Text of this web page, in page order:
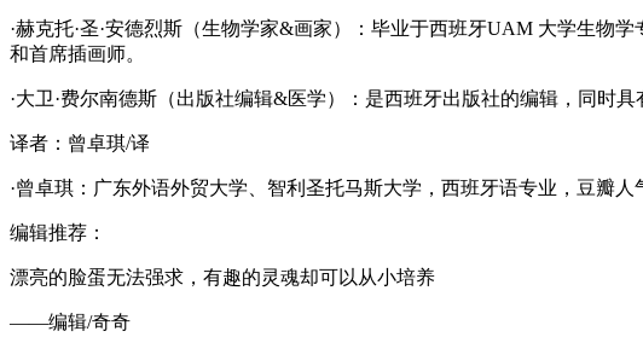
·赫克托·圣·安德烈斯（生物学家&画家）：毕业于西班牙UAM 大学生物
和首席插画师。
·大卫·费尔南德斯（出版社编辑&医学）：是西班牙出版社的编辑，同时具
译者：曾卓琪/译
·曾卓琪：广东外语外贸大学、智利圣托马斯大学，西班牙语专业，豆瓣人
编辑推荐：
漂亮的脸蛋无法强求，有趣的灵魂却可以从小培养
——编辑/奇奇